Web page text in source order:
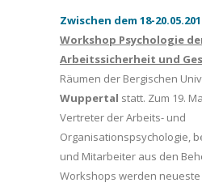
Zwischen dem 18-
Workshop Psychologie
Arbeitssicherheit und
Räumen der Bergischen
Wuppertal statt. Zum 19.
Vertreter der Arbeits- und
Organisationspsychologie,
und Mitarbeiter aus den
Workshops werden neueste